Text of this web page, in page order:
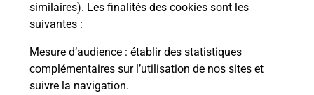
similaires). Les finalités des cookies sont les
suivantes :
Mesure d’audience : établir des statistiques
complémentaires sur l’utilisation de nos sites et
suivre la navigation.
En savoir plus
Souscrire à la téléassistance